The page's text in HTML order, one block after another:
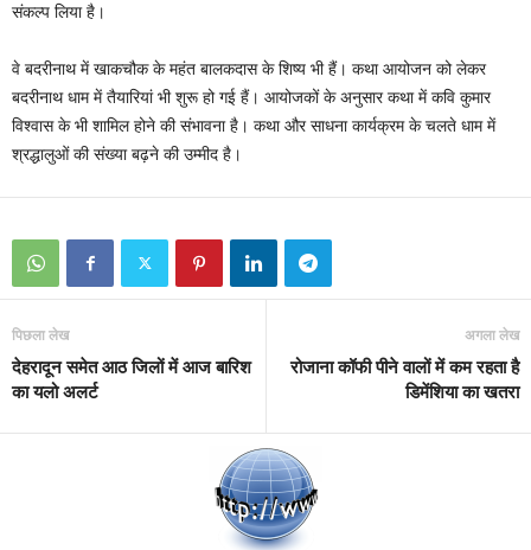
संकल्प लिया है।
वे बदरीनाथ में खाकचौक के महंत बालकदास के शिष्य भी हैं। कथा आयोजन को लेकर
बदरीनाथ धाम में तैयारियां भी शुरू हो गई हैं। आयोजकों के अनुसार कथा में कवि कुमार
विश्वास के भी शामिल होने की संभावना है। कथा और साधना कार्यक्रम के चलते धाम में
श्रद्धालुओं की संख्या बढ़ने की उम्मीद है।
पिछला लेख
देहरादून समेत आठ जिलों में आज बारिश
का यलो अलर्ट
अगला लेख
रोजाना कॉफी पीने वालों में कम रहता है
डिमेंशिया का खतरा